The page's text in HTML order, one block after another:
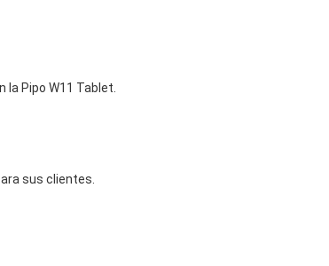
Pipo W11 Tablet.
sus clientes.